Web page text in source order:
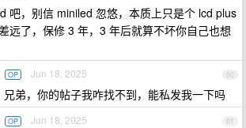
吧，别信 miniled 忽悠，本质上只是个 lcd plus
远了，保修 3 年，3 年后就算不坏你自己也想
60
OP Jun 18, 2025
兄弟，你的帖子我咋找不到，能私发我一下吗
61
OP Jun 18, 2025